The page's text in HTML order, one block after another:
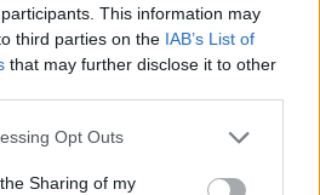
This information may
third parties on the IAB’s List of
that may further disclose it to other
app uses one or more Google
usage behaviour. You may click to
Opt Outs
Sharing of my
με ένα από τα πιο